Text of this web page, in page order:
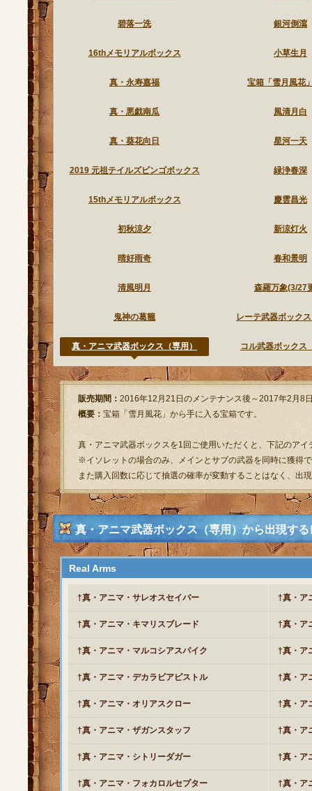
碧落一洗 銀河倒瀉
16thメモリアルボックス 小草生月
真・永寿嘉福 宝箱「雪月風花
真・悪戯南瓜 風清月白
真・葵花向日 星河一天
2019 元祖テイルズビンゴボックス 緑浄春深
15thメモリアルボックス 慶雲昌光
初秋涼夕 新涼灯火
晴好雨奇 春和景明
清風明月 森羅万象(3/27
鬼神の葛籠 レーテ武器ボック
真・アニマ武器ボックス（専用） コル武器ボックス
販売期間： 2016年12月21日のメンテナンス後～2017年2月8
概要：宝箱「雪月風花」から手に入る宝箱です。
真・アニマ武器ボックスを1回ご使用いただくと、下記のア
※イソレットの場合のみ、メインとサブの武器を同時に獲得
また購入回数に応じて抽選の確率が変動することはなく、出
真・アニマ武器ボックス（専用）から出現す
Real Arms
†真・アニマ・サレオスセイバー †真・ア
†真・アニマ・キマリスブレード †真・ア
†真・アニマ・マルコシアスパイク †真・ア
†真・アニマ・デカラビアピストル †真・ア
†真・アニマ・オリアスクロー †真・ア
†真・アニマ・ザガンスタッフ †真・ア
†真・アニマ・シトリーダガー †真・ア
†真・アニマ・フォカロルセプター †真・ア